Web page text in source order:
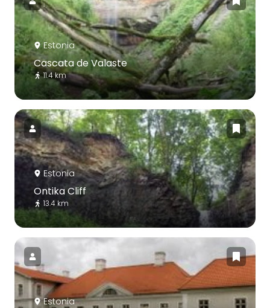
Estonia
Cascata de Valaste
11.4 km
Estonia
Ontika Cliff
13.4 km
Estonia